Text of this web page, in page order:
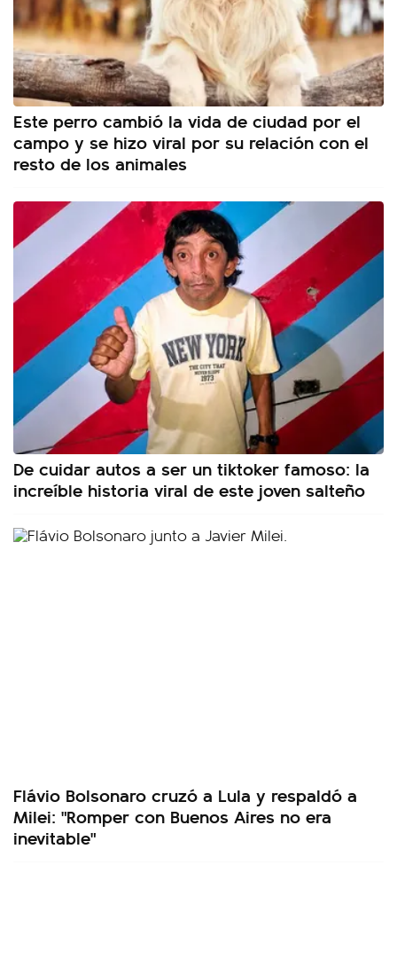
Este perro cambió la vida de ciudad por el
campo y se hizo viral por su relación con el
resto de los animales
De cuidar autos a ser un tiktoker famoso: la
increíble historia viral de este joven salteño
Flávio Bolsonaro cruzó a Lula y respaldó a
Milei: "Romper con Buenos Aires no era
inevitable"